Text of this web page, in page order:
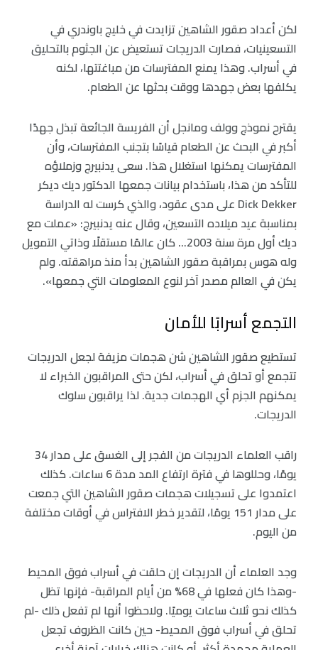
لكن أعداد صقور الشاهين تزايدت في خليج باوندري في
التسعينيات، فصارت الدريجات تستعيض عن الجثوم بالتحليق
في أسراب. وهذا يمنع المفترسات من مباغتتها، لكنه
يكلفها بعض جهدها ووقت بحثها عن الطعام.
يقترح نموذج وولف ومانجل أن الفريسة الجائعة تبذل جهدًا
أكبر في البحث عن الطعام قياسًا بتجنب المفترسات، وأن
المفترسات يمكنها استغلال هذا. سعى يدنبيرج وزملاؤه
للتأكد من هذا، باستخدام بيانات جمعها الدكتور ديك ديكر
Dick Dekker على مدى عقود، والذي كرست له الدراسة
بمناسبة عيد ميلاده التسعين، وقال عنه يدنبيرج: «عملت مع
ديك أول مرة سنة 2003… كان عالمًا مستقلًا وذاتي التمويل
وله هوس بمراقبة صقور الشاهين بدأ منذ مراهقته. ولم
يكن في العالم مصدر آخر لنوع المعلومات التي جمعها».
التجمع أسرابًا للأمان
تستطيع صقور الشاهين شن هجمات مزيفة لجعل الدريجات
تتجمع أو تحلق في أسراب، لكن حتى المراقبون الخبراء لا
يمكنهم الجزم أي الهجمات جدية. لذا يراقبون سلوك
الدريجات.
راقب العلماء الدريجات من الفجر إلى الغسق على مدار 34
يومًا، وحللوها في فترة ارتفاع المد مدة 6 ساعات. كذلك
اعتمدوا على تسجيلات هجمات صقور الشاهين التي جمعت
على مدار 151 يومًا، لتقدير خطر الافتراس في أوقات مختلفة
من اليوم.
وجد العلماء أن الدريجات إن حلقت في أسراب فوق المحيط
-وهذا كان فعلها في 68% من أيام المراقبة- فإنها تظل
كذلك نحو ثلاث ساعات يوميًا. ولاحظوا أنها لم تفعل ذلك -لم
تحلق في أسراب فوق المحيط- حين كانت الظروف تجعل